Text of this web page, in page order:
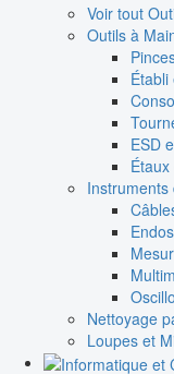
Voir tout
Outils à
Établi
ESD
Nettoyage
Loupes et